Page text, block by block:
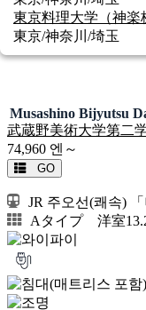
東京料理大学（神楽
東京/神奈川/埼玉
여성 전용 유학생요금
Musashino Bijyutsu
武蔵野美術大学第二
74,960 엔～
GO
JR 주오선(쾌속)
Aタイプ 洋室